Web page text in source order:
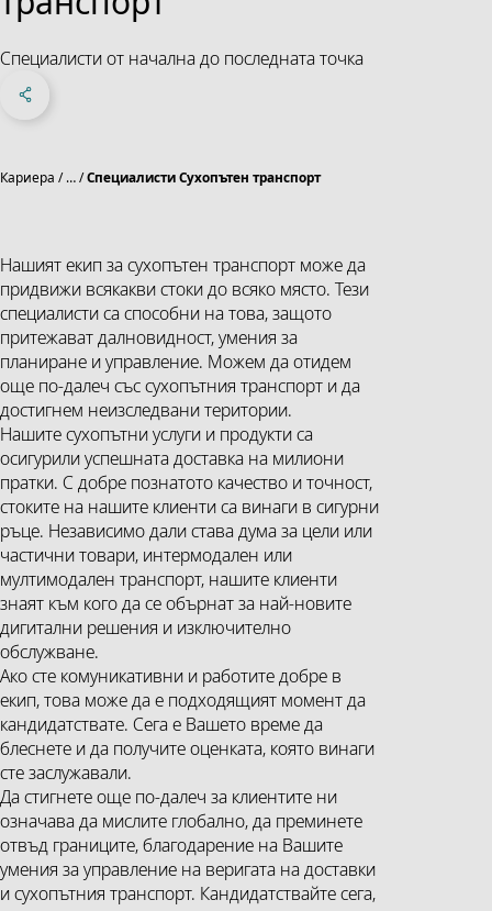
Специалисти от начална до последната точка
Social Networks Menu
Кариера … Специалисти Сухопътен транспорт
Нашият екип за сухопътен транспорт може да
придвижи всякакви стоки до всяко място. Тези
специалисти са способни на това, защото
притежават далновидност, умения за
планиране и управление. Можем да отидем
още по-далеч със сухопътния транспорт и да
достигнем неизследвани територии.
Нашите сухопътни услуги и продукти са
осигурили успешната доставка на милиони
пратки. С добре познатото качество и точност,
стоките на нашите клиенти са винаги в сигурни
ръце. Независимо дали става дума за цели или
частични товари, интермодален или
мултимодален транспорт, нашите клиенти
знаят към кого да се обърнат за най-новите
дигитални решения и изключително
обслужване.
Ако сте комуникативни и работите добре в
екип, това може да е подходящият момент да
кандидатствате. Сега е Вашето време да
блеснете и да получите оценката, която винаги
сте заслужавали.
Да стигнете още по-далеч за клиентите ни
означава да мислите глобално, да преминете
отвъд границите, благодарение на Вашите
умения за управление на веригата на доставки
и сухопътния транспорт. Кандидатствайте сега,